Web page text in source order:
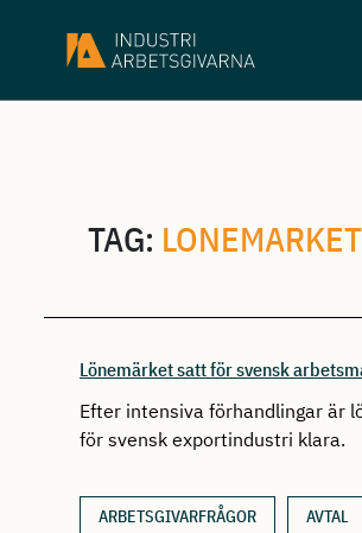
TAG: LONEMARKET
Lönemärket satt för svensk
Efter intensiva förhandlingar är
för svensk exportindustri klara.
ARBETSGIVARFRÅGOR AVTAL